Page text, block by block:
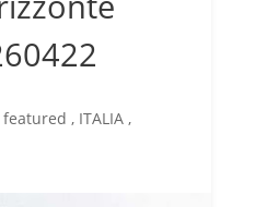
featured , ITALIA,